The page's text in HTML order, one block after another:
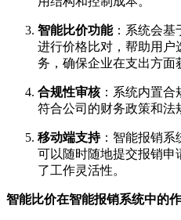
智能比价功能：系统会基
进行价格比对，帮助用户
务，确保企业在支出方面
合规性审核：系统内置合
符合公司的财务政策和法
移动端支持：智能报销系
可以随时随地提交报销申
了工作灵活性。
智能比价在智能报销系统中的